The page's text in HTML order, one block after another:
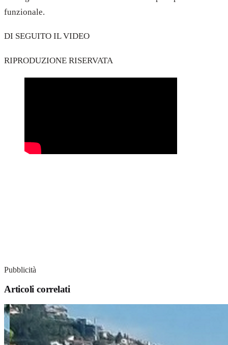
funzionale.
DI SEGUITO IL VIDEO
RIPRODUZIONE RISERVATA
Pubblicità
Articoli correlati